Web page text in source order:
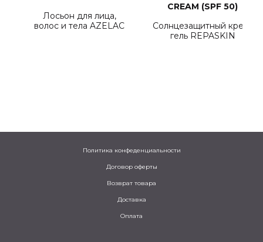
Лосьон для лица,
волос и тела AZELAC
CREAM (SPF 50)
Солнцезащитный крем-
гель REPASKIN
Политика конфеденциальности
Договор оферты
Возврат товара
Доставка
Оплата